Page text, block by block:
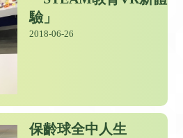
驗」
2018-06-26
保齡球全中人生